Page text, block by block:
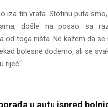
iza tih vrata. Stotinu puta
došle na posao sa
toga ništa. Ne kažem da se
bolesne dođemo, ali se
riječ“.
u autu ispred